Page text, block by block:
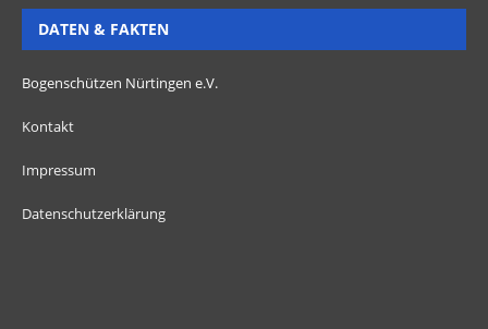
DATEN & FAKTEN
Bogenschützen Nürtingen e.V.
Kontakt
Impressum
Datenschutzerklärung